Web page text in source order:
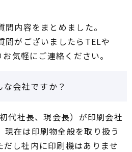
内容をまとめました。
問がございましたらTELや
気軽にご連絡ください。
会社ですか？
代社長、現会長）が印刷会社
現在は印刷物全般を取り扱う
し社内に印刷機はありませ